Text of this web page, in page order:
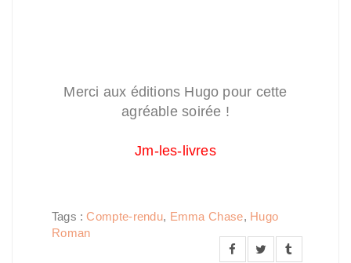
Merci aux éditions Hugo pour cette
agréable soirée !
Jm-les-livres
Tags :Compte-rendu, Emma Chase, Hugo
Roman